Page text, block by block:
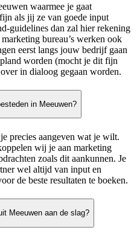
waarmee je gaat
als jij ze van goede input
guidelines dan zal hier rekening
bureau’s werken ook
eerst langs jouw bedrijf gaan
worden (mocht je dit fijn
in dialoog gegaan worden.
in Meeuwen?
precies aangeven wat je wilt.
wij je aan marketing
zoals dit aankunnen. Je
wel altijd van input en
de beste resultaten te boeken.
Meeuwen aan de slag?